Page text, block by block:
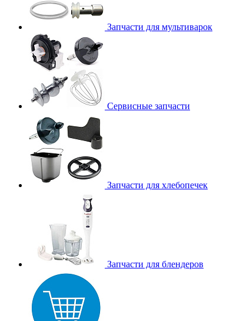
Запчасти для мультиварок
Сервисные запчасти
Запчасти для хлебопечек
Запчасти для блендеров